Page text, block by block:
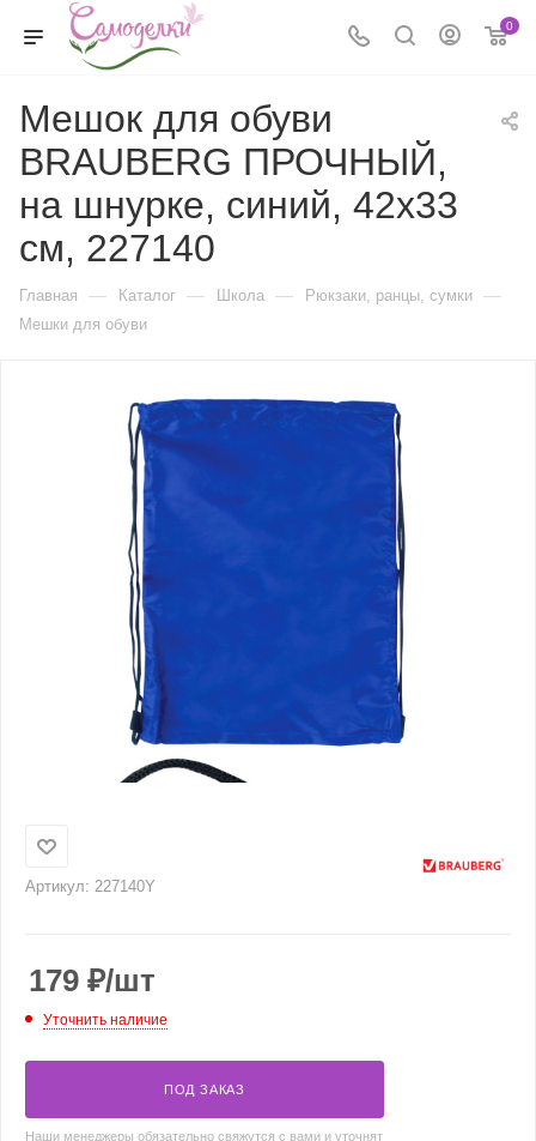
0
Мешок для обуви
BRAUBERG ПРОЧНЫЙ,
на шнурке, синий, 42x33
см, 227140
Главная — Каталог — Школа — Рюкзаки, ранцы, сумки —
Мешки для обуви
Артикул: 227140Y
179 ₽/шт
Уточнить наличие
ПОД ЗАКАЗ
Наши менеджеры обязательно свяжутся с вами и уточнят